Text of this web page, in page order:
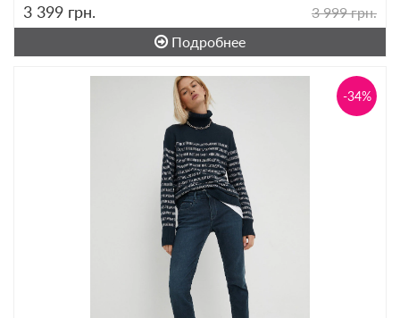
3 399 грн.
3 999 грн.
Подробнее
-34%